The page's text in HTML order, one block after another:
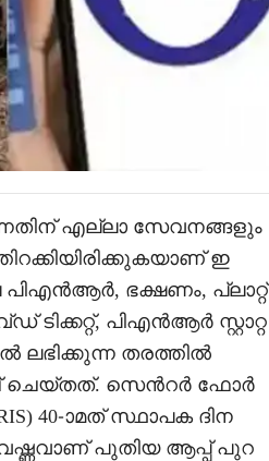
എല്ലാ സേവനങ്ങളും
ഇ
പിഎൻആർ, ഭക്ഷണം, പ്ലാറ്റ്
ടിക്കറ്റ്, പിഎൻആർ സ്റ്റാറ്റ
ലഭിക്കുന്ന തരത്തിൽ
സെൻറർ ഫോർ
40-ാമത് സ്ഥാപക ദിന
പുതിയ ആപ്പ് പുറ